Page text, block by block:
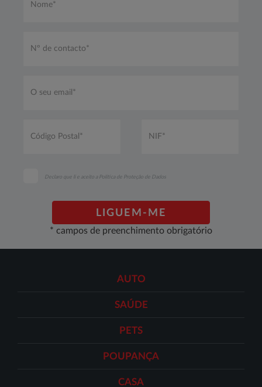
Postal*
Declaro que li e aceito a Política de Proteção de Dados
LIGUEM-ME
* campos de preenchimento obrigatório
AUTO
SAÚDE
PETS
POUPANÇA
CASA